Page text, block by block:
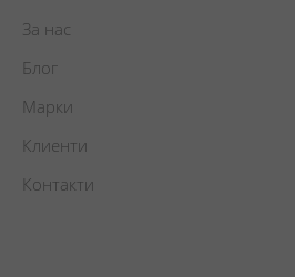
За нас
Блог
Марки
Клиенти
Контакти